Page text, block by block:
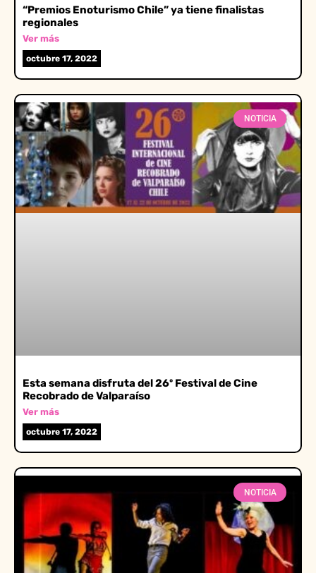
“Premios Enoturismo Chile” ya tiene finalistas
regionales
Ver más
octubre 17, 2022
NOTICIA
Esta semana disfruta del 26º Festival de Cine
Recobrado de Valparaíso
Ver más
octubre 17, 2022
NOTICIA